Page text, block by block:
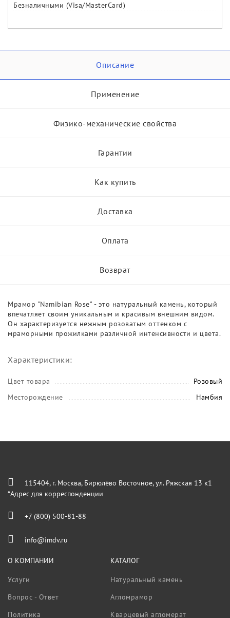
Безналичными (Visa/MasterCard)
Описание
Применение
Физико-механические свойства
Гарантии
Как купить
Доставка
Оплата
Возврат
Мрамор "Namibian Rose" - это натуральный камень, который
впечатляет своим уникальным и красивым внешним видом.
Он характеризуется нежным розоватым оттенком с
мраморными прожилками различной интенсивности и цвета.
Характеристики:
Цвет товара
Розовый
Месторождение
Намбия
115404, г. Москва, Бирюлёво Восточное, ул. Ряжская 13 к1
*Адрес для корреспонденции
+7 (800) 500-81-88
info@imdv.ru
О КОМПАНИИ
Услуги
Вопрос - Ответ
Политика
КАТАЛОГ
Натуральный камень
Агломрамор
Кварцевый агломерат